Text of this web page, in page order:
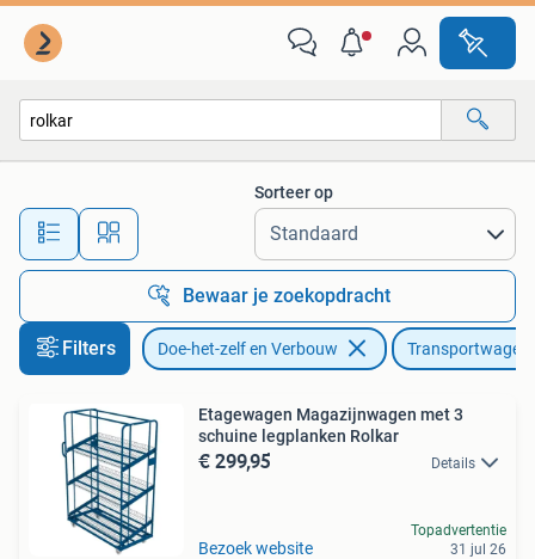
Alle afstanden…
Sorteer op
Bewaar je zoekopdracht
Filters Doe-het-zelf en Verbouw
Etagewagen Magazijnwagen met 3
schuine legplanken Rolkar
€ 299,95 Details
Bezoek website
Topadvertentie
31 jul 26